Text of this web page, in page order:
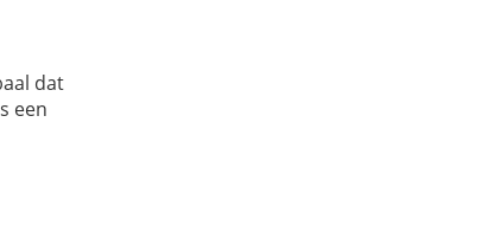
dat
een